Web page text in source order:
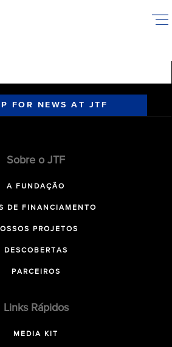
FOR NEWS AT JTF
Sobre o JTF
A FUNDAÇÃO
DE FINANCIAMENTO
PROJETOS
DESCOBERTAS
PARCEIROS
Links Rápidos
MEDIA KIT